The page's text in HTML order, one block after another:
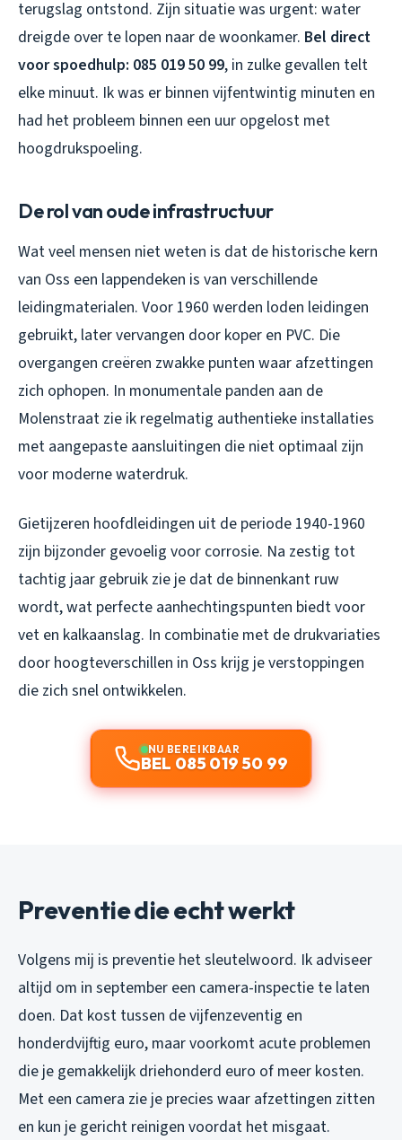
terugslag ontstond. Zijn situatie was urgent: water
dreigde over te lopen naar de woonkamer. Bel direct
voor spoedhulp: 085 019 50 99, in zulke gevallen telt
elke minuut. Ik was er binnen vijfentwintig minuten en
had het probleem binnen een uur opgelost met
hoogdrukspoeling.
De rol van oude infrastructuur
Wat veel mensen niet weten is dat de historische kern
van Oss een lappendeken is van verschillende
leidingmaterialen. Voor 1960 werden loden leidingen
gebruikt, later vervangen door koper en PVC. Die
overgangen creëren zwakke punten waar afzettingen
zich ophopen. In monumentale panden aan de
Molenstraat zie ik regelmatig authentieke installaties
met aangepaste aansluitingen die niet optimaal zijn
voor moderne waterdruk.
Gietijzeren hoofdleidingen uit de periode 1940-1960
zijn bijzonder gevoelig voor corrosie. Na zestig tot
tachtig jaar gebruik zie je dat de binnenkant ruw
wordt, wat perfecte aanhechtingspunten biedt voor
vet en kalkaanslag. In combinatie met de drukvariaties
door hoogteverschillen in Oss krijg je verstoppingen
die zich snel ontwikkelen.
NU BEREIKBAAR
BEL 085 019 50 99
Preventie die echt werkt
Volgens mij is preventie het sleutelwoord. Ik adviseer
altijd om in september een camera-inspectie te laten
doen. Dat kost tussen de vijfenzeventig en
honderdvijftig euro, maar voorkomt acute problemen
die je gemakkelijk driehonderd euro of meer kosten.
Met een camera zie je precies waar afzettingen zitten
en kun je gericht reinigen voordat het misgaat.